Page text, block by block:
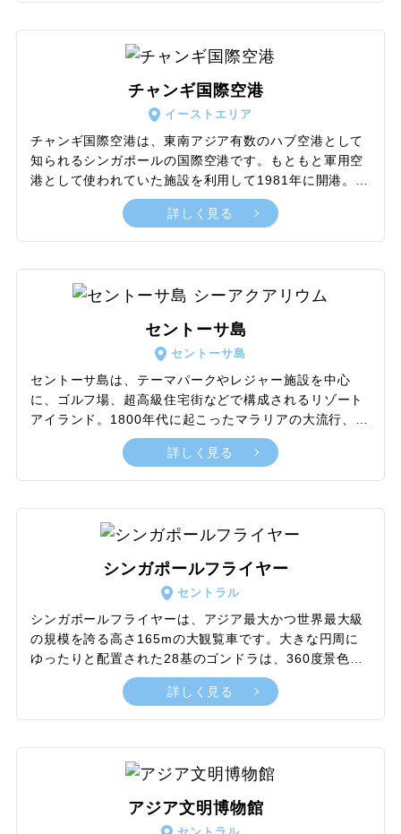
可愛らしさで観光客の撮影スポットとして大人気。一方
でグルメの街としても有名で、カトン・ラクサと呼ばれ
るココナツミルクベースのスパイシーなヌードルは、シ
ンガポールを代表する名物料理となっています。
チャンギ国際空港
イーストエリア
チャンギ国際空港は、東南アジア有数のハブ空港として
知られるシンガポールの国際空港です。もともと軍用空
港として使われていた施設を利用して1981年に開港。以
降2017年にかけて四つの旅客ターミナルを開業し、現在
では多くのエアラインが就航しています。加えて、2019
年には10階建て巨大複合施設ジュエルがオープンしたこ
となりました。4か所のターミナルにも、プレイスポッ
トやエンターテインメントコーナーが多数配置されてお
り、子ども連れのファミリー層にとっては特に過ごしや
すい環境が整っています。
詳しく見る
セントーサ島
セントーサ島
セントーサ島は、テーマパークやレジャー施設を中心
に、ゴルフ場、超高級住宅街などで構成されるリゾート
アイランド。1800年代に起こったマラリアの大流行、さ
らに第二次世界大戦時には日本軍による占領を経験し、
終戦でシンガポールが英国領に戻った際に、マレー語
で“平穏”を意味するセントーサの名が付けられました。
ーパーク、ジップラインやバンジージャンプが楽しめる
れており、観光客の心をつかむ多彩なコンテンツが目白
押しのエンターテインメントスポットになっています。
詳しく見る
シンガポールフライヤー
セントラル
シンガポールフライヤーは、アジア最大かつ世界最大級
の規模を誇る高さ165mの大観覧車です。大きな円周に
ゆったりと配置された28基のゴンドラは、360度景色を
楽しめるガラス張り設計。シンガポールの街並みや夜景
はもちろんのこと、天候が良ければさらにマレーシアや
インドネシアに至るまで、絶景のパノラマビューととも
広さを生かし、ゴンドラをスカイダイニングとして利用
できる特別プランでは、4品のディナーコースを3周約1
時間半かけて提供。バトラー付きフルサービスのぜいた
詳しく見る
アジア文明博物館